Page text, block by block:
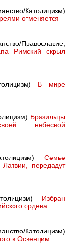
Католицизм)
отменяется
Православие,
Римский скрыл
В мире
Бразильцы
небесной
Семье
Латвии, передадут
Избран
ордена
Католицизм)
в Освенцим